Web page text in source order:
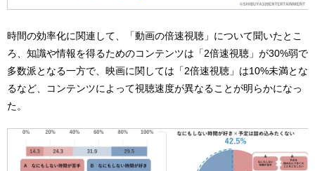
時間の効率化に関連して、「動画の倍速視聴」について聞いたとこ
ろ、知識や情報を得るためのコンテンツは「2倍速視聴」が30%弱で
多数派となる一方で、映画に関しては「2倍速視聴」は10%未満とな
るなど、コンテンツによって視聴速度が異なることが明らかになっ
た。